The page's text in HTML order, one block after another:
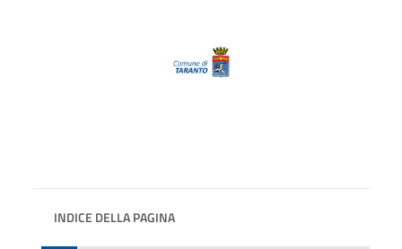
INDICE DELLA PAGINA